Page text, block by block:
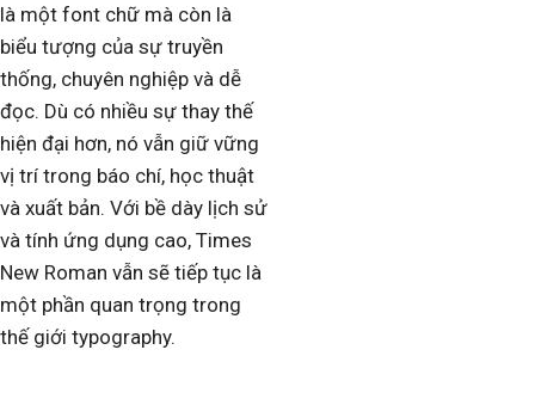
là một font chữ mà còn là
biểu tượng của sự truyền
thống, chuyên nghiệp và dễ
đọc. Dù có nhiều sự thay thế
hiện đại hơn, nó vẫn giữ vững
vị trí trong báo chí, học thuật
và xuất bản. Với bề dày lịch sử
và tính ứng dụng cao, Times
New Roman vẫn sẽ tiếp tục là
một phần quan trọng trong
thế giới typography.